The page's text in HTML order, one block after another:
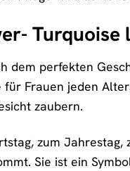
Turquoise
dem perfekten
für Frauen jeden
zaubern.
zum
Sie ist ein